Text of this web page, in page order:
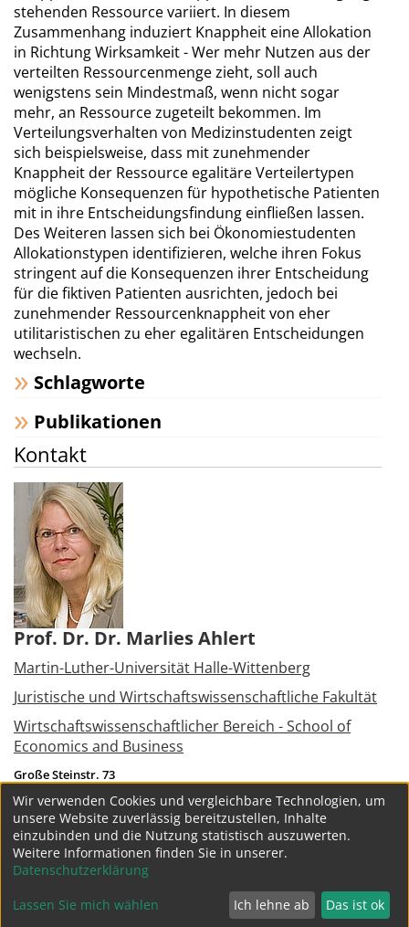
stehenden Ressource variiert. In diesem
Zusammenhang induziert Knappheit eine Allokation
in Richtung Wirksamkeit - Wer mehr Nutzen aus der
verteilten Ressourcenmenge zieht, soll auch
wenigstens sein Mindestmaß, wenn nicht sogar
mehr, an Ressource zugeteilt bekommen. Im
Verteilungsverhalten von Medizinstudenten zeigt
sich beispielsweise, dass mit zunehmender
Knappheit der Ressource egalitäre Verteilertypen
mögliche Konsequenzen für hypothetische Patienten
mit in ihre Entscheidungsfindung einfließen lassen.
Des Weiteren lassen sich bei Ökonomiestudenten
Allokationstypen identifizieren, welche ihren Fokus
stringent auf die Konsequenzen ihrer Entscheidung
für die fiktiven Patienten ausrichten, jedoch bei
zunehmender Ressourcenknappheit von eher
utilitaristischen zu eher egalitären Entscheidungen
wechseln.
Schlagworte
Publikationen
Kontakt
Prof. Dr. Dr. Marlies Ahlert
Martin-Luther-Universität Halle-Wittenberg
Juristische und Wirtschaftswissenschaftliche Fakultät
Wirtschaftswissenschaftlicher Bereich - School of
Economics and Business
Große Steinstr. 73
06108
Halle (Saale)
Tel.:
+49 179 7490583
marlies.ahlert@wiwi.uni-halle.de
weitere Projekte
Datenschutz Impressum
Wir verwenden Cookies und vergleichbare Technologien, um
unsere Website zuverlässig bereitzustellen, Inhalte
einzubinden und die Nutzung statistisch auszuwerten.
Weitere Informationen finden Sie in unserer.
Datenschutzerklärung
Lassen Sie mich wählen Ich lehne ab Das ist ok